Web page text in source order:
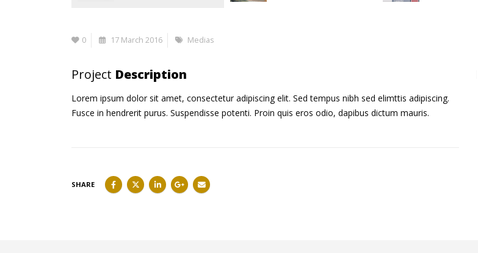
0 17 March 2016 Medias
Project Description
Lorem ipsum dolor sit amet, consectetur adipiscing elit. Sed tempus nibh sed elimttis adipiscing.
Fusce in hendrerit purus. Suspendisse potenti. Proin quis eros odio, dapibus dictum mauris.
SHARE